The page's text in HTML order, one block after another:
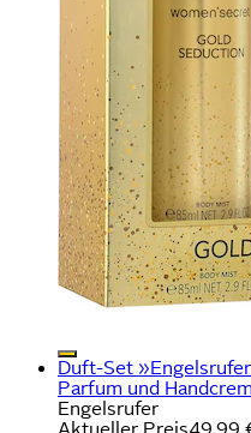
Duft-Set
Parfum und
Engelsrufer
Aktueller Preis49,99